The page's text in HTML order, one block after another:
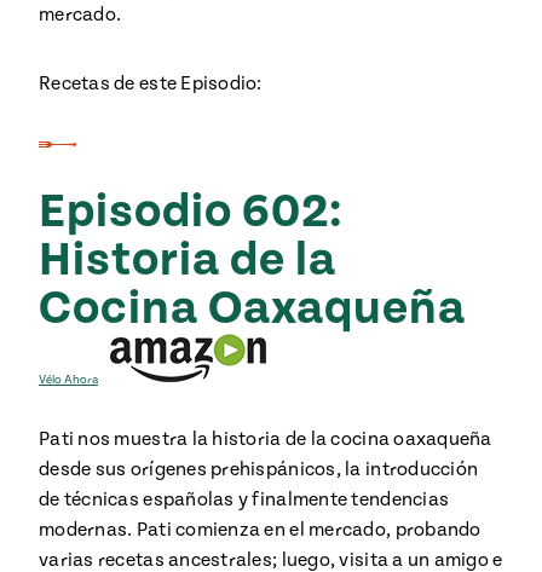
Temporada
City
Pump Up El
of
Local
Kitchens
mercado.
Recetas de este Episodio:
Episodio 602:
Historia de la
Cocina Oaxaqueña
Vélo Ahora
Pati nos muestra la historia de la cocina oaxaqueña
desde sus orígenes prehispánicos, la introducción
de técnicas españolas y finalmente tendencias
modernas. Pati comienza en el mercado, probando
varias recetas ancestrales; luego, visita a un amigo e